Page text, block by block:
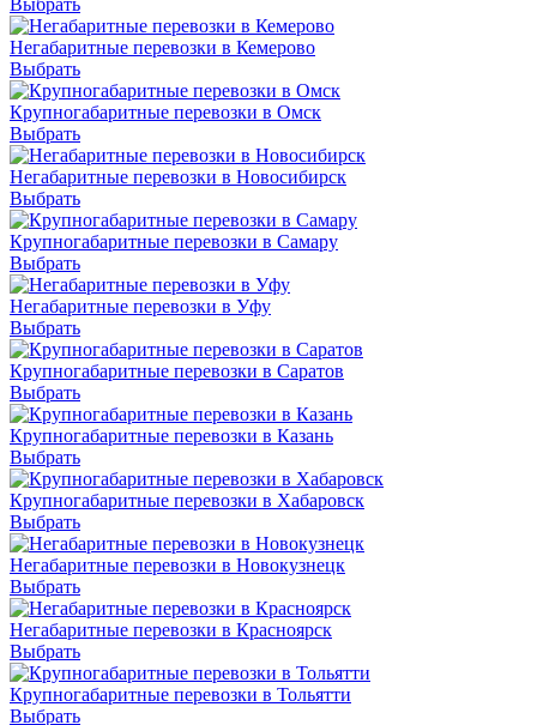
Выбрать
Негабаритные перевозки в Кемерово
Выбрать
Крупногабаритные перевозки в Омск
Выбрать
Негабаритные перевозки в Новосибирск
Выбрать
Крупногабаритные перевозки в Самару
Выбрать
Негабаритные перевозки в Уфу
Выбрать
Крупногабаритные перевозки в Саратов
Выбрать
Крупногабаритные перевозки в Казань
Выбрать
Крупногабаритные перевозки в Хабаровск
Выбрать
Негабаритные перевозки в Новокузнецк
Выбрать
Негабаритные перевозки в Красноярск
Выбрать
Крупногабаритные перевозки в Тольятти
Выбрать